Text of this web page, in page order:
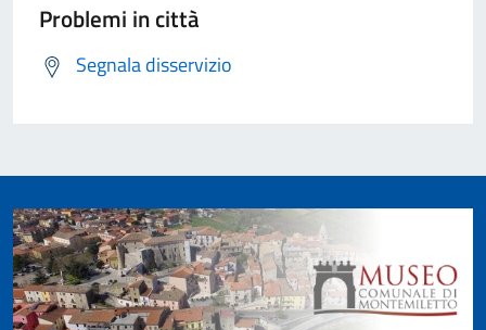
Problemi in città
Segnala disservizio